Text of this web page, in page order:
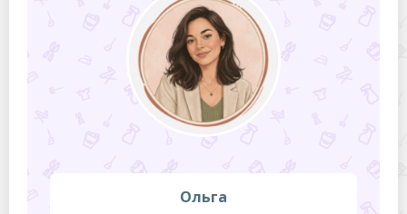
Ольга